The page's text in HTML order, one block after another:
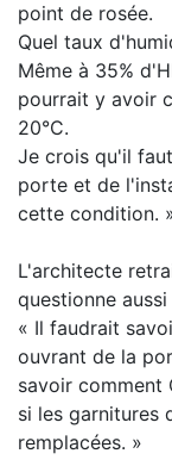
point de rosée.
Quel taux
Même à 35%
pourrait y avoir
20°C.
Je crois qu'il
porte et de
cette condition.
L'architecte
questionne aussi
« Il faudrait
ouvrant de la
savoir comment
si les garnitures
remplacées. »